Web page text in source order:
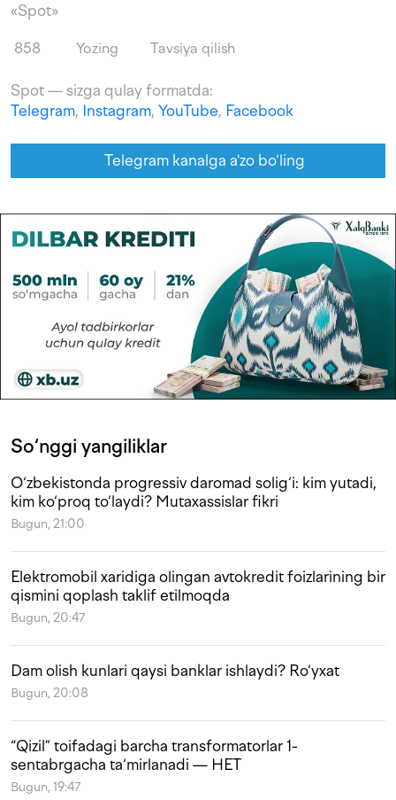
«Spot»
858 Yozing Tavsiya qilish
Spot — sizga qulay formatda:
Telegram, Instagram, YouTube, Facebook
Telegram kanalga a'zo bo‘ling
So‘nggi yangiliklar
O‘zbekistonda progressiv daromad solig‘i: kim yutadi,
kim ko‘proq to‘laydi? Mutaxassislar fikri
Bugun, 21:00
Elektromobil xaridiga olingan avtokredit foizlarining bir
qismini qoplash taklif etilmoqda
Bugun, 20:47
Dam olish kunlari qaysi banklar ishlaydi? Ro‘yxat
Bugun, 20:08
“Qizil” toifadagi barcha transformatorlar 1-
sentabrgacha ta‘mirlanadi — HET
Bugun, 19:47